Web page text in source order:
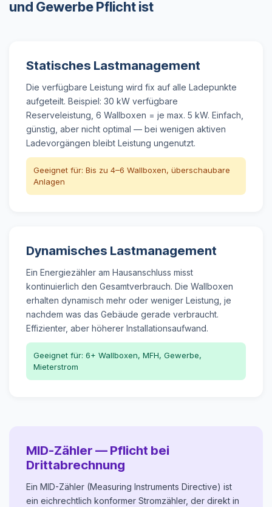
und Gewerbe Pflicht ist
Statisches Lastmanagement
Die verfügbare Leistung wird fix auf alle Ladepunkte
aufgeteilt. Beispiel: 30 kW verfügbare
Reserveleistung, 6 Wallboxen = je max. 5 kW. Einfach,
günstig, aber nicht optimal — bei wenigen aktiven
Ladevorgängen bleibt Leistung ungenutzt.
Geeignet für: Bis zu 4–6 Wallboxen, überschaubare
Anlagen
Dynamisches Lastmanagement
Ein Energiezähler am Hausanschluss misst
kontinuierlich den Gesamtverbrauch. Die Wallboxen
erhalten dynamisch mehr oder weniger Leistung, je
nachdem was das Gebäude gerade verbraucht.
Effizienter, aber höherer Installationsaufwand.
Geeignet für: 6+ Wallboxen, MFH, Gewerbe,
Mieterstrom
MID-Zähler — Pflicht bei
Drittabrechnung
Ein MID-Zähler (Measuring Instruments Directive) ist
ein eichrechtlich konformer Stromzähler, der direkt in